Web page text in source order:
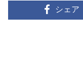
シェア